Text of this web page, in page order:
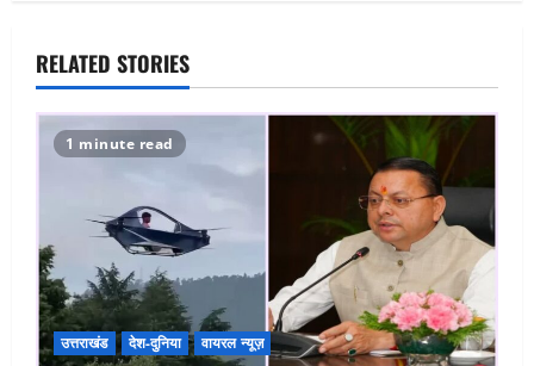
RELATED STORIES
1 minute read
उत्तराखंड देश-दुनिया वायरल न्यूज़